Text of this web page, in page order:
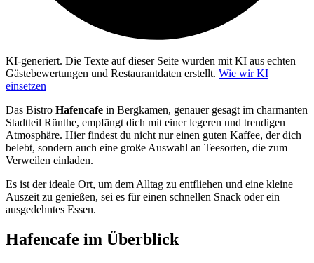
KI-generiert. Die Texte auf dieser Seite wurden mit KI aus echten
Gästebewertungen und Restaurantdaten erstellt. Wie wir KI
einsetzen
Das Bistro Hafencafe in Bergkamen, genauer gesagt im charmanten
Stadtteil Rünthe, empfängt dich mit einer legeren und trendigen
Atmosphäre. Hier findest du nicht nur einen guten Kaffee, der dich
belebt, sondern auch eine große Auswahl an Teesorten, die zum
Verweilen einladen.
Es ist der ideale Ort, um dem Alltag zu entfliehen und eine kleine
Auszeit zu genießen, sei es für einen schnellen Snack oder ein
ausgedehntes Essen.
Hafencafe im Überblick